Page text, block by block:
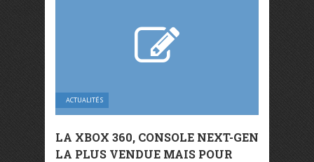
ACTUALITÉS
LA XBOX 360, CONSOLE NEXT-GEN
LA PLUS VENDUE MAIS POUR